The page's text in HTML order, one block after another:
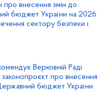
про внесення змін до
бюджет України на 2026
сектору безпеки і
Верховній Раді
законопроєкт про внесення
бюджет України